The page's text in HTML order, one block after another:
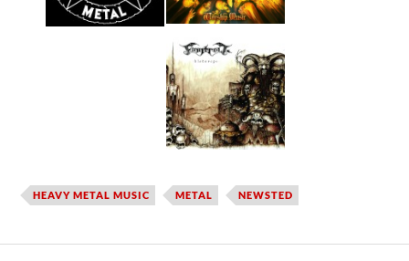
HEAVY METAL MUSIC METAL NEWSTED